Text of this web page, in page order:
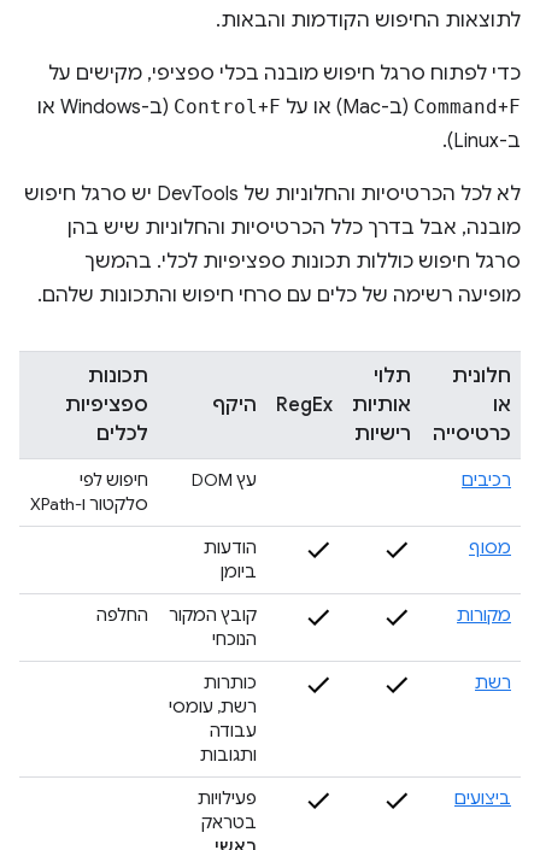
לתוצאות החיפוש הקודמות והבאות.
כדי לפתוח סרגל חיפוש מובנה בכלי ספציפי, מקישים על
Command+F (ב-Mac) או על Control +F
(ב-Windows או
ב-Linux).
לא לכל הכרטיסיות והחלוניות של DevTools יש סרגל חיפוש
מובנה, אבל בדרך כלל הכרטיסיות והחלוניות שיש בהן
סרגל חיפוש כוללות תכונות ספציפיות לכלי. בהמשך
מופיעה רשימה של כלים עם סרחי חיפוש והתכונות שלהם.
חלונית
או
כרטיסייה
תלוי
אותיות
רישיות
RegEx היקף
תכונות
ספציפיות
לכלים
רכיבים עץ DOM
חיפוש לפי
סלקטור ו-XPath
מסוף
הודעות
ביומן
מקורות
קובץ המקור
הנוכחי
החלפה
רשת
כותרות
רשת, עומסי
עבודה
ותגובות
ביצועים
פעילויות
בטראק